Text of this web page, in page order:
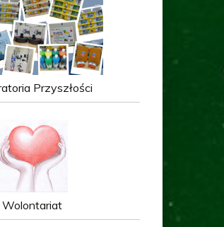
Przyszłości
Wolontariat